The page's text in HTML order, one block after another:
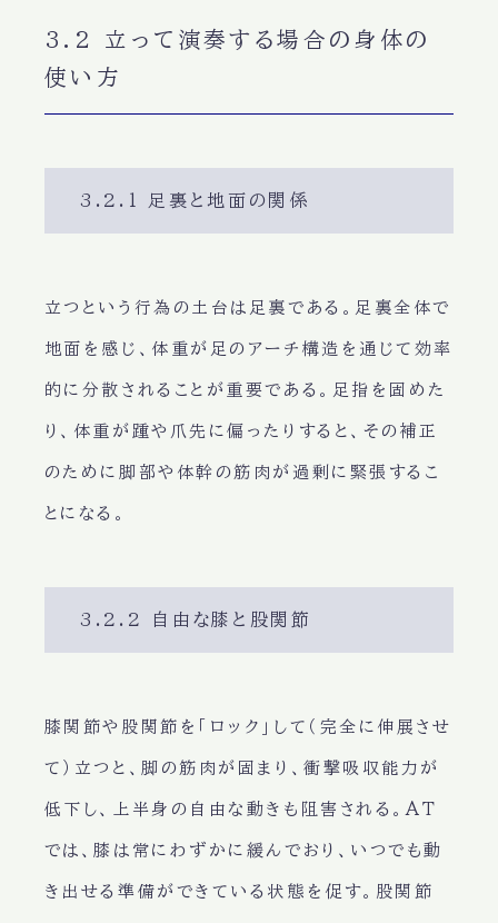
3.2 立って演奏する場合の身体の
使い方
3.2.1 足裏と地面の関係
立つという行為の土台は足裏である。足裏全体で
地面を感じ、体重が足のアーチ構造を通じて効率
的に分散されることが重要である。足指を固めた
り、体重が踵や爪先に偏ったりすると、その補正
のために脚部や体幹の筋肉が過剰に緊張するこ
とになる。
3.2.2 自由な膝と股関節
膝関節や股関節を「ロック」して（完全に伸展させ
て）立つと、脚の筋肉が固まり、衝撃吸収能力が
低下し、上半身の自由な動きも阻害される。AT
では、膝は常にわずかに緩んでおり、いつでも動
き出せる準備ができている状態を促す。股関節